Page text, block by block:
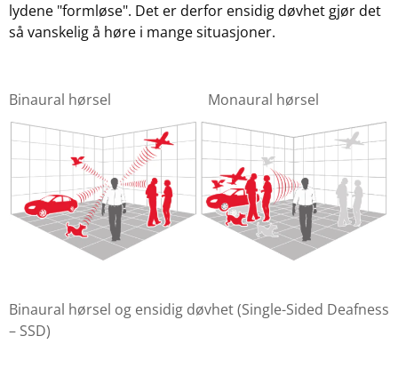
lydene "formløse". Det er derfor ensidig døvhet gjør det
så vanskelig å høre i mange situasjoner.
Binaural hørsel Monaural hørsel
Binaural hørsel og ensidig døvhet (Single-Sided Deafness
– SSD)